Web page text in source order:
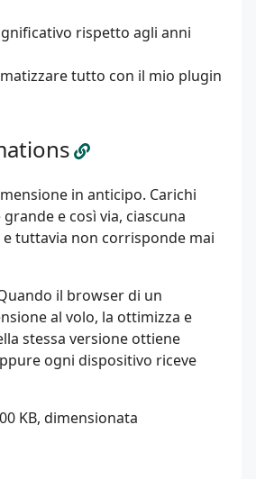
rispetto agli anni
tutto con il mio plugin
in anticipo. Carichi
e così via, ciascuna
tuttavia non corrisponde mai
il browser di un
al volo, la ottimizza e
stessa versione ottiene
ogni dispositivo riceve
KB, dimensionata